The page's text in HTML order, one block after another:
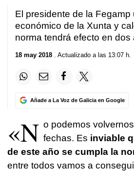
El presidente de la Fegamp
económico de la Xunta y
norma tendrá efecto en dos
18 may 2018 . Actualizado a las 13:07 h.
Añade a La Voz de Galicia en Google
«N o podemos
fechas. Es inviable
de este año se cumpla la
entre todos vamos a